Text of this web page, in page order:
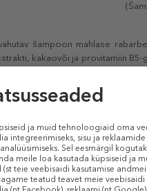
šampoon mahlase
kakaovõi ja provitamiin
sügavpuhastavale efektile